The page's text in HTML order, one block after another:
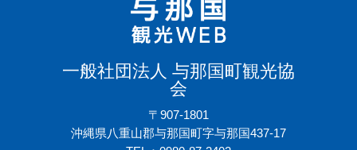
一般社団法人 与那国町観光協
会
〒907-1801
沖縄県八重山郡与那国町字与那国437-17